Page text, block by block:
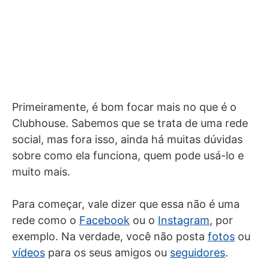
Primeiramente, é bom focar mais no que é o
Clubhouse. Sabemos que se trata de uma rede
social, mas fora isso, ainda há muitas dúvidas
sobre como ela funciona, quem pode usá-lo e
muito mais.
Para começar, vale dizer que essa não é uma
rede como o Facebook ou o Instagram, por
exemplo. Na verdade, você não posta fotos ou
vídeos para os seus amigos ou seguidores.